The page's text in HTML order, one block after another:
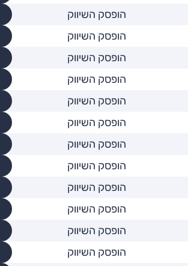
הופסק השיווק
הופסק השיווק
הופסק השיווק
הופסק השיווק
הופסק השיווק
הופסק השיווק
הופסק השיווק
הופסק השיווק
הופסק השיווק
הופסק השיווק
הופסק השיווק
הופסק השיווק